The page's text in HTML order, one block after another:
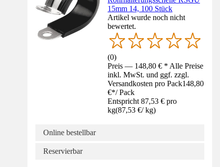
15mm 14, 100 Stück
Artikel wurde noch nicht
bewertet.
(0)
Preis — 148,80 € * Alle Preise
inkl. MwSt. und ggf. zzgl.
Versandkosten pro Pack148,80
€*/ Pack
Entspricht 87,53 € pro
kg(87,53 €/ kg)
Online bestellbar
Reservierbar